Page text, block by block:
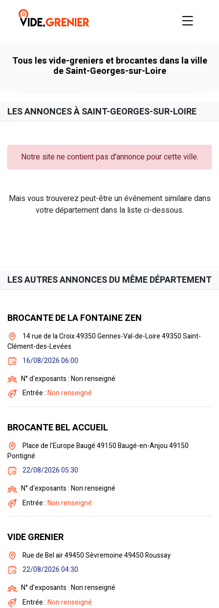
Tous les vide-greniers et brocantes dans la ville
de Saint-Georges-sur-Loire
LES ANNONCES À SAINT-GEORGES-SUR-LOIRE
Notre site ne contient pas d'annonce pour cette ville.
Mais vous trouverez peut-être un événement similaire dans
votre département dans la liste ci-dessous.
LES AUTRES ANNONCES DU MÊME DÉPARTEMENT
BROCANTE DE LA FONTAINE ZEN
14 rue de la Croix 49350 Gennes-Val-de-Loire 49350 Saint-
Clément-des-Levées
16/08/2026 06:00
N° d'exposants : Non renseigné
Entrée :Non renseigné
BROCANTE BEL ACCUEIL
Place de l'Europe Baugé 49150 Baugé-en-Anjou 49150
Pontigné
22/08/2026 05:30
N° d'exposants : Non renseigné
Entrée :Non renseigné
VIDE GRENIER
Rue de Bel air 49450 Sèvremoine 49450 Roussay
22/08/2026 04:30
N° d'exposants : Non renseigné
Entrée :Non renseigné